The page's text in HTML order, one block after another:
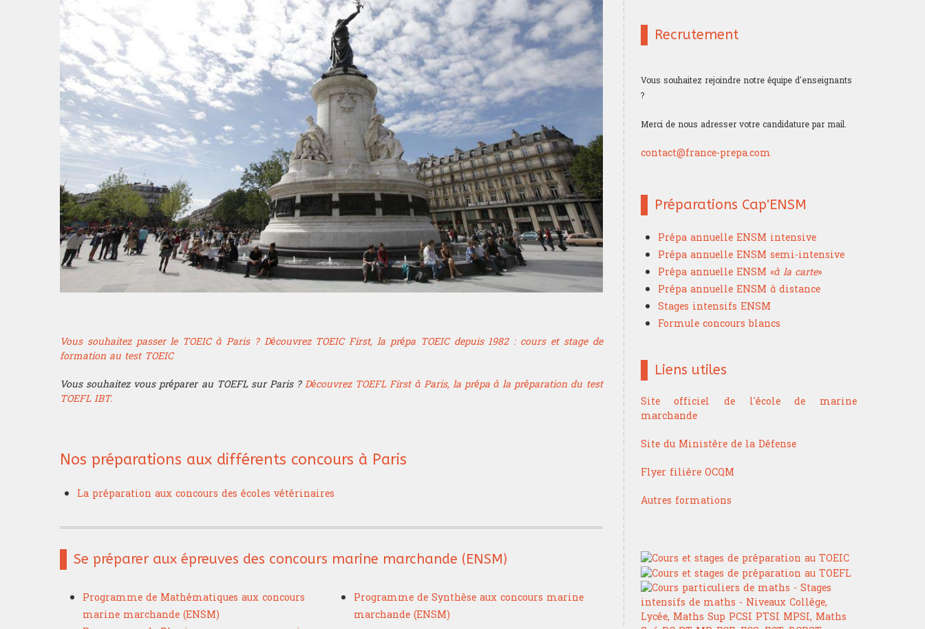
Vous souhaitez passer le TOEIC à Paris ? Découvrez TOEIC First, la prépa TOEIC depuis 1982 : cours et stage de
formation au test TOEIC
Vous souhaitez vous préparer au TOEFL sur Paris ?Découvrez TOEFL First à Paris, la prépa à la préparation du test
TOEFL IBT.
Nos préparations aux différents concours à Paris
La préparation aux concours des écoles vétérinaires
Se préparer aux épreuves des concours marine marchande (ENSM)
Programme de Mathématiques aux concours
marine marchande (ENSM)
Programme de Synthèse aux concours marine
marchande (ENSM)
Recrutement
Vous souhaitez rejoindre notre équipe d'enseignants
?
Merci de nous adresser votre candidature par mail.
contact@france-prepa.com
Préparations Cap'ENSM
Prépa annuelle ENSM intensive
Prépa annuelle ENSM semi-intensive
Prépa annuelle ENSM «à la carte»
Prépa annuelle ENSM à distance
Stages intensifs ENSM
Formule concours blancs
Liens utiles
Site officiel de l'école de marine
marchande
Site du Ministère de la Défense
Flyer filière OCQM
Autres formations